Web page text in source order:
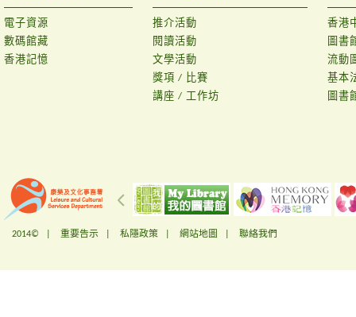
電子資源
數碼館藏
香港記憶
推介活動
閱讀活動
文學活動
獎項 / 比賽
講座 / 工作坊
香港
圖書
流動
基本
圖書
2014© | 重要告示 私隱政策 網站地圖 聯絡我們